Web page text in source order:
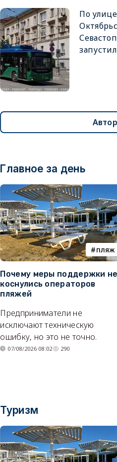
По
Главное за день
пляж
Почему меры поддержки не
коснулись операторов
пляжей
Предприниматели не
исключают техническую
ошибку, но это не точно.
07/08/2026 08:02 290
Туризм